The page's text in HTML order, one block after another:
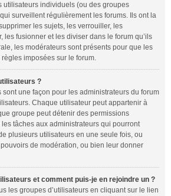
utilisateurs individuels (ou des groupes
surveillent régulièrement les forums. Ils ont la
les sujets, les verrouiller, les
les fusionner et les diviser dans le forum qu’ils
les modérateurs sont présents pour que les
imposées sur le forum.
?
sont une façon pour les administrateurs du forum
Chaque utilisateur peut appartenir à
groupe peut détenir des permissions
tâches aux administrateurs qui pourront
plusieurs utilisateurs en une seule fois, ou
de modération, ou bien leur donner
et comment puis-je en rejoindre un ?
les groupes d’utilisateurs en cliquant sur le lien